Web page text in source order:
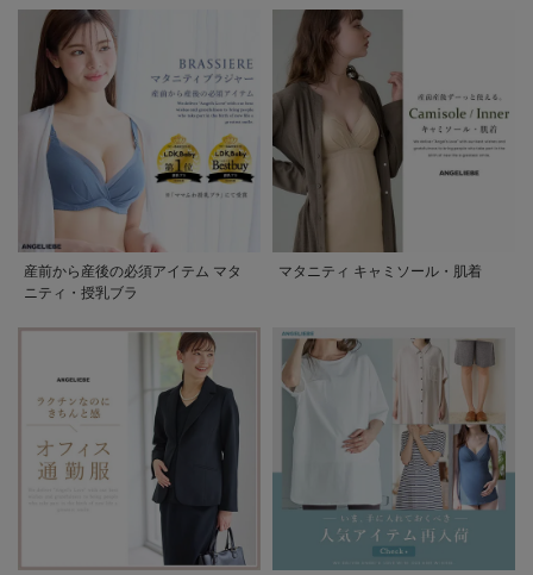
産前から産後の必須アイテム マタ
ニティ・授乳ブラ
マタニティ キャミソール・肌着